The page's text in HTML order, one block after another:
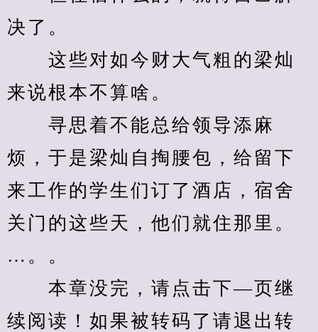
决了。
这些对如今财大气粗的梁灿
来说根本不算啥。
寻思着不能总给领导添麻
烦，于是梁灿自掏腰包，给留下
来工作的学生们订了酒店，宿舍
关门的这些天，他们就住那里。
…。。
本章没完，请点击下—页继
续阅读！如果被转码了请退出转